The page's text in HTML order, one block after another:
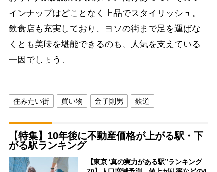
インナップはどことなく上品でスタイリッシュ。
飲食店も充実しており、ヨソの街まで足を運ばな
くとも美味を堪能できるのも、人気を支えている
一因でしょう。
住みたい街 買い物 金子則男 鉄道
【特集】10年後に不動産価格が上がる駅・下
がる駅ランキング
【東京“真の実力がある駅”ランキング